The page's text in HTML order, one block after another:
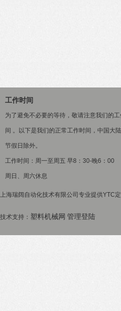
工作时间
为了避免不必要的等待，敬请注意我们的
间 。以下是我们的正常工作时间，中国大
节假日除外。
工作时间：周一至周五 早8：30-晚6：00
周日、周六休息
上海瑞阔自动化技术有限公司专业提供YTC
技术支持： 塑料机械网 管理登陆